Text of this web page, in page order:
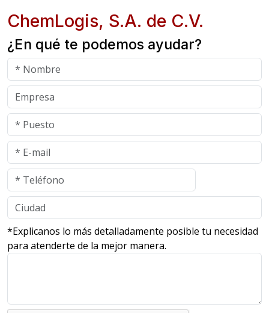
ChemLogis, S.A. de C.V.
¿En qué te podemos ayudar?
*Explicanos lo más detalladamente posible tu necesidad
para atenderte de la mejor manera.